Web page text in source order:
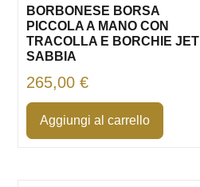
BORBONESE BORSA
PICCOLA A MANO CON
TRACOLLA E BORCHIE JET
SABBIA
265,00€
Aggiungi al carrello